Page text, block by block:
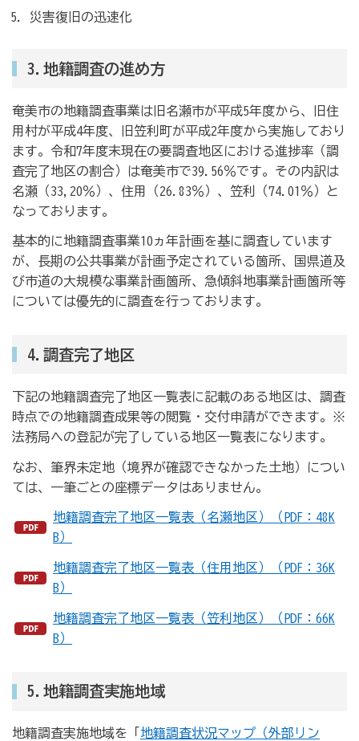
災害復旧の迅速化
3.地籍調査の進め方
奄美市の地籍調査事業は旧名瀬市が平成5年度から、旧住
用村が平成4年度、旧笠利町が平成2年度から実施しており
ます。令和7年度末現在の要調査地区における進捗率（調
査完了地区の割合）は奄美市で39.56％です。その内訳は
名瀬（33,20％）、住用（26.83％）、笠利（74.01％）と
なっております。
基本的に地籍調査事業10ヵ年計画を基に調査しています
が、長期の公共事業が計画予定されている箇所、国県道及
び市道の大規模な事業計画箇所、急傾斜地事業計画箇所等
については優先的に調査を行っております。
4.調査完了地区
下記の地籍調査完了地区一覧表に記載のある地区は、調査
時点での地籍調査成果等の閲覧・交付申請ができます。※
法務局への登記が完了している地区一覧表になります。
なお、筆界未定地（境界が確認できなかった土地）につい
ては、一筆ごとの座標データはありません。
地籍調査完了地区一覧表（名瀬地区）（PDF：48K
B）
地籍調査完了地区一覧表（住用地区）（PDF：36K
B）
地籍調査完了地区一覧表（笠利地区）（PDF：66K
B）
5.地籍調査実施地域
地籍調査実施地域を「 地籍調査状況マップ（外部リン